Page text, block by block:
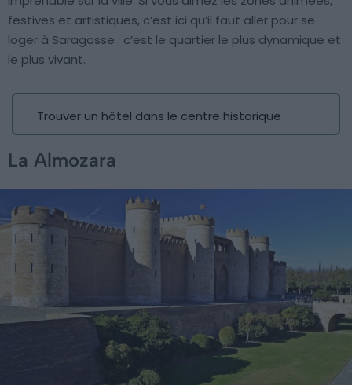
festives et artistiques, c’est ici qu’il faut aller pour se
loger à Saragosse : c’est le quartier le plus dynamique et
le plus vivant.
Trouver un hôtel dans le centre historique
La Almozara